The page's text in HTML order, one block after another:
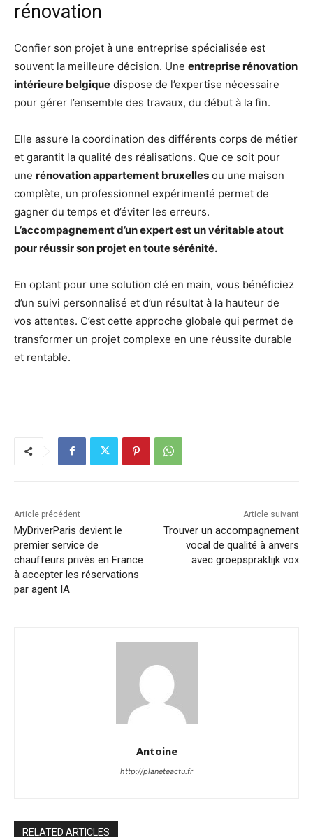
rénovation
Confier son projet à une entreprise spécialisée est
souvent la meilleure décision. Une entreprise rénovation
intérieure belgique dispose de l’expertise nécessaire
pour gérer l’ensemble des travaux, du début à la fin.
Elle assure la coordination des différents corps de métier
et garantit la qualité des réalisations. Que ce soit pour
une rénovation appartement bruxelles ou une maison
complète, un professionnel expérimenté permet de
gagner du temps et d’éviter les erreurs.
L’accompagnement d’un expert est un véritable atout
pour réussir son projet en toute sérénité.
En optant pour une solution clé en main, vous bénéficiez
d’un suivi personnalisé et d’un résultat à la hauteur de
vos attentes. C’est cette approche globale qui permet de
transformer un projet complexe en une réussite durable
et rentable.
Article précédent
MyDriverParis devient le
premier service de
chauffeurs privés en France
à accepter les réservations
par agent IA
Article suivant
Trouver un accompagnement
vocal de qualité à anvers
avec groepspraktijk vox
Antoine
http://planeteactu.fr
RELATED ARTICLES